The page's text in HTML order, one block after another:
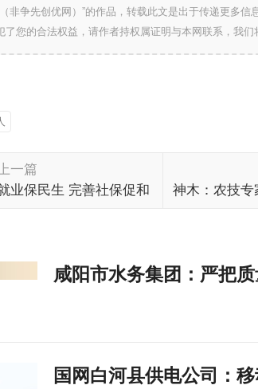
非争先创优网）”的作品，转载此文是出于传递更多信
您的合法权益，请作者持权属证明与本网联系，我们
一篇
业保民生 完善社保促和
神木：农技专
咸阳市水务集团：严把
国网白河县供电公司：